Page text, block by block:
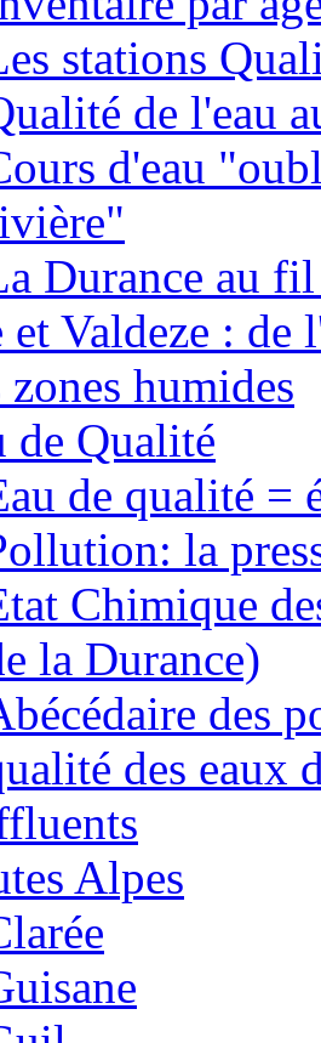
stations
de l'eau
d'eau
Durance au
et Valdeze : de
zones humides
de Qualité
de qualité =
la
Chimique
la Durance)
des
des eaux
Alpes